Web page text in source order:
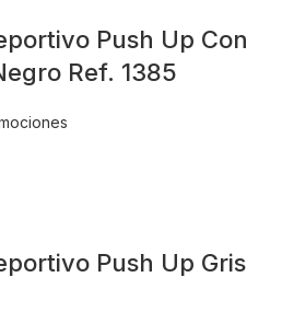
Push Up Con
Ref. 1385
Push Up Gris